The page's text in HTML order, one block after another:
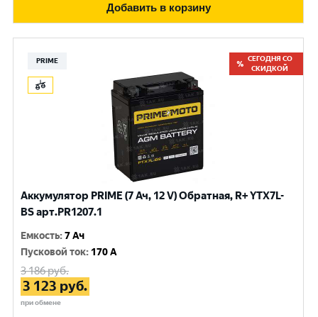
Добавить в корзину
PRIME
СЕГОДНЯ СО
СКИДКОЙ
Аккумулятор PRIME (7 Ач, 12 V) Обратная, R+ YTX7L-
BS арт.PR1207.1
Емкость:7 Ач
Пусковой ток: 170 A
3 186руб.
3 123 руб.
при обмене